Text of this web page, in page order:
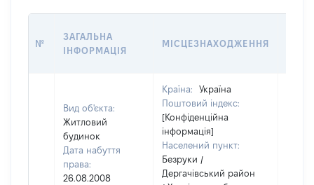
№
ЗАГАЛЬНА
ІНФОРМАЦІЯ
МІСЦЕЗНАХОДЖЕННЯ
Вид об'єкта:
Житловий
будинок
Дата набуття
права:
26.08.2008
Країна:
Україна
Поштовий індекс:
[Конфіденційна
інформація]
Населений пункт:
Безруки /
Дергачівський район